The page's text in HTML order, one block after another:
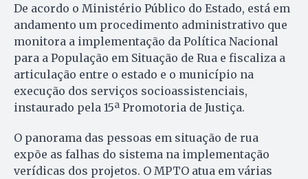
De acordo o Ministério Público do Estado, está em
andamento um procedimento administrativo que
monitora a implementação da Política Nacional
para a População em Situação de Rua e fiscaliza a
articulação entre o estado e o município na
execução dos serviços socioassistenciais,
instaurado pela 15ª Promotoria de Justiça.
O panorama das pessoas em situação de rua
expõe as falhas do sistema na implementação
verídicas dos projetos. O MPTO atua em várias